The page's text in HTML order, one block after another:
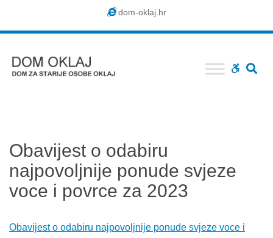
dom-oklaj.hr
WCAG
Obavijest o odabiru
najpovoljnije ponude svjeze
voce i povrce za 2023
Obavijest o odabiru najpovoljnije ponude svjeze voce i